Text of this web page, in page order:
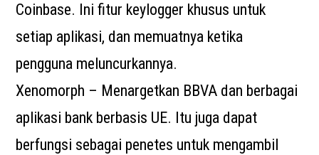
Coinbase. Ini fitur keylogger khusus untuk
setiap aplikasi, dan memuatnya ketika
pengguna meluncurkannya.
Xenomorph – Menargetkan BBVA dan berbagai
aplikasi bank berbasis UE. Itu juga dapat
berfungsi sebagai penetes untuk mengambil